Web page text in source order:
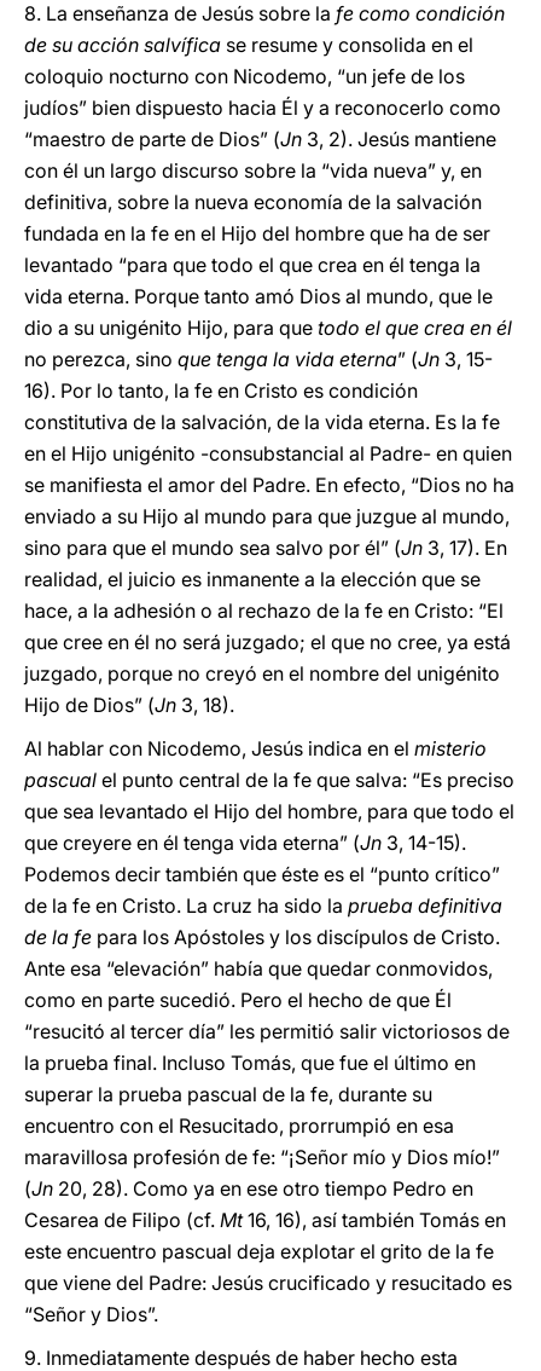
8. La enseñanza de Jesús sobre la fe como condición
de su acción salvífica se resume y consolida en el
coloquio nocturno con Nicodemo, “un jefe de los
judíos” bien dispuesto hacia Él y a reconocerlo como
“maestro de parte de Dios” (Jn 3, 2). Jesús mantiene
con él un largo discurso sobre la “vida nueva” y, en
definitiva, sobre la nueva economía de la salvación
fundada en la fe en el Hijo del hombre que ha de ser
levantado “para que todo el que crea en él tenga la
vida eterna. Porque tanto amó Dios al mundo, que le
dio a su unigénito Hijo, para que todo el que crea en él
no perezca, sino que tenga la vida eterna” (Jn 3, 15-
16). Por lo tanto, la fe en Cristo es condición
constitutiva de la salvación, de la vida eterna. Es la fe
en el Hijo unigénito -consubstancial al Padre- en quien
se manifiesta el amor del Padre. En efecto, “Dios no ha
enviado a su Hijo al mundo para que juzgue al mundo,
sino para que el mundo sea salvo por él” (Jn 3, 17). En
realidad, el juicio es inmanente a la elección que se
hace, a la adhesión o al rechazo de la fe en Cristo: “El
que cree en él no será juzgado; el que no cree, ya está
juzgado, porque no creyó en el nombre del unigénito
Hijo de Dios” (Jn 3, 18).
Al hablar con Nicodemo, Jesús indica en el misterio
pascual el punto central de la fe que salva: “Es preciso
que sea levantado el Hijo del hombre, para que todo el
que creyere en él tenga vida eterna” (Jn 3, 14-15).
Podemos decir también que éste es el “punto crítico”
de la fe en Cristo. La cruz ha sido la prueba definitiva
de la fe para los Apóstoles y los discípulos de Cristo.
Ante esa “elevación” había que quedar conmovidos,
como en parte sucedió. Pero el hecho de que Él
“resucitó al tercer día” les permitió salir victoriosos de
la prueba final. Incluso Tomás, que fue el último en
superar la prueba pascual de la fe, durante su
encuentro con el Resucitado, prorrumpió en esa
maravillosa profesión de fe: “¡Señor mío y Dios mío!”
(Jn 20, 28). Como ya en ese otro tiempo Pedro en
Cesarea de Filipo (cf. Mt16, 16), así también Tomás en
este encuentro pascual deja explotar el grito de la fe
que viene del Padre: Jesús crucificado y resucitado es
“Señor y Dios”.
9. Inmediatamente después de haber hecho esta